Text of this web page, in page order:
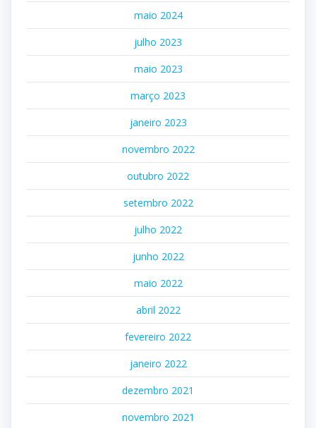
maio 2024
julho 2023
maio 2023
março 2023
janeiro 2023
novembro 2022
outubro 2022
setembro 2022
julho 2022
junho 2022
maio 2022
abril 2022
fevereiro 2022
janeiro 2022
dezembro 2021
novembro 2021